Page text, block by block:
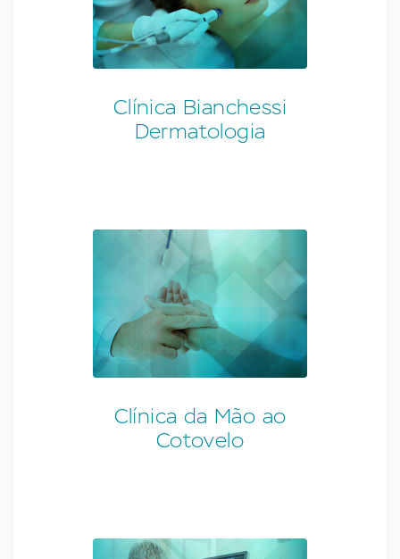
Clínica Bianchessi
Dermatologia
Clínica da Mão ao
Cotovelo